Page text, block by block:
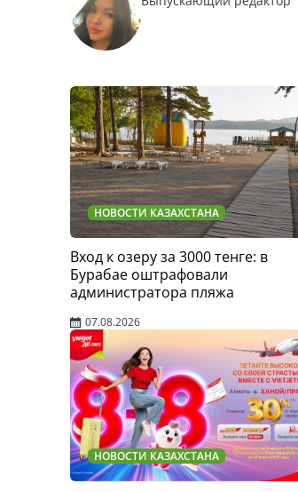
НОВОСТИ КАЗАХСТАНА
Вход к озеру за 3000 тенге: в
Бурабае оштрафовали
администратора пляжа
07.08.2026
НОВОСТИ КАЗАХСТАНА